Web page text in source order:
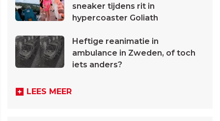
sneaker tijdens rit in
hypercoaster Goliath
Heftige reanimatie in
ambulance in Zweden, of toch
iets anders?
LEES MEER